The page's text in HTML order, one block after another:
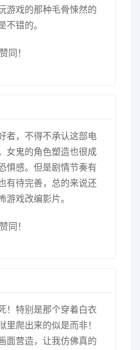
游戏的那种毛骨悚然的
错的。
同！
者，不得不承认这部电
女鬼的角色塑造也很成
惧感。但是剧情节奏有
有待完善，总的来说还
戏改编影片。
同！
！特别是那个穿着白衣
里爬出来的似是而非！
面营造，让我仿佛真的